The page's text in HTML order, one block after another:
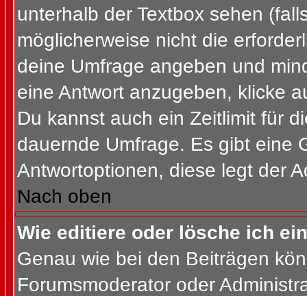
unterhalb der Textbox sehen
möglicherweise nicht die
deine Umfrage angeben und
eine Antwort anzugeben, klicke
Du kannst auch ein Zeitlimit für
dauernde Umfrage. Es gibt eine
Antwortoptionen, diese legt der
Nach oben
Wie editiere oder lösche ich
Genau wie bei den Beiträgen
Forumsmoderator oder